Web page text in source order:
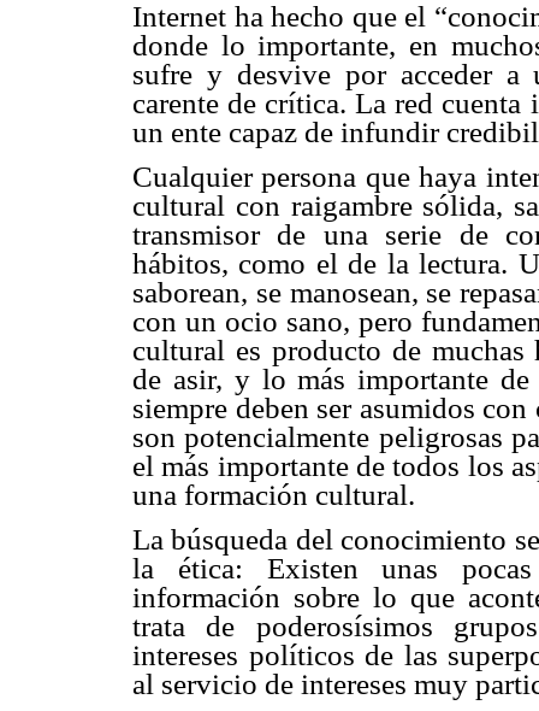
Internet ha hecho que el
donde lo importante, en
sufre y desvive por acceder a
carente de crítica. La red cuenta
un ente capaz de infundir
Cualquier persona que haya
cultural con raigambre sólida,
transmisor de una serie de
hábitos, como el de la lectura.
saborean, se manosean, se
con un ocio sano, pero
cultural es producto de muchas
de asir, y lo más importante
siempre deben ser asumidos
son potencialmente peligrosas
el más importante de todos los
una formación cultural.
La búsqueda del conocimiento
la ética: Existen unas
información sobre lo que
trata de poderosísimos
intereses políticos de las
al servicio de intereses muy